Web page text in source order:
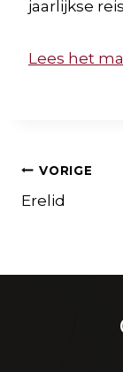
jaarlijkse
Lees het
Bericht
navigatie
VORIGE
Erelid